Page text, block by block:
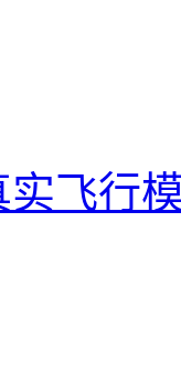
实飞行